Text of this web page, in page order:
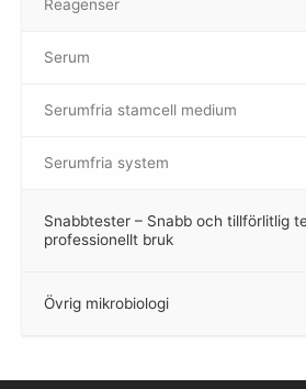
Reagenser
Serum
Serumfria stamcell medium
Serumfria system
Snabbtester – Snabb och tillförlitlig
professionellt bruk
–
Övrig mikrobiologi
–